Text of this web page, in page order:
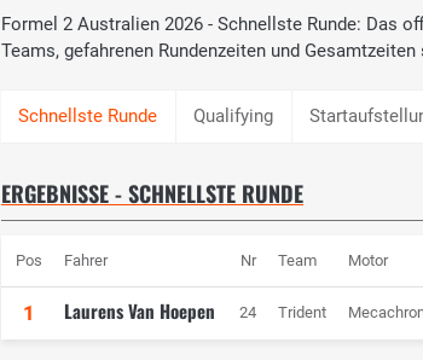
Formel 2 Australien 2026 - Schnellste Runde: Das
Teams, gefahrenen Rundenzeiten und
Qualifying
ERGEBNISSE - SCHNELLSTE RUNDE
Pos Fahrer Nr Team Motor
1 Laurens Van Hoepen 24 Trident